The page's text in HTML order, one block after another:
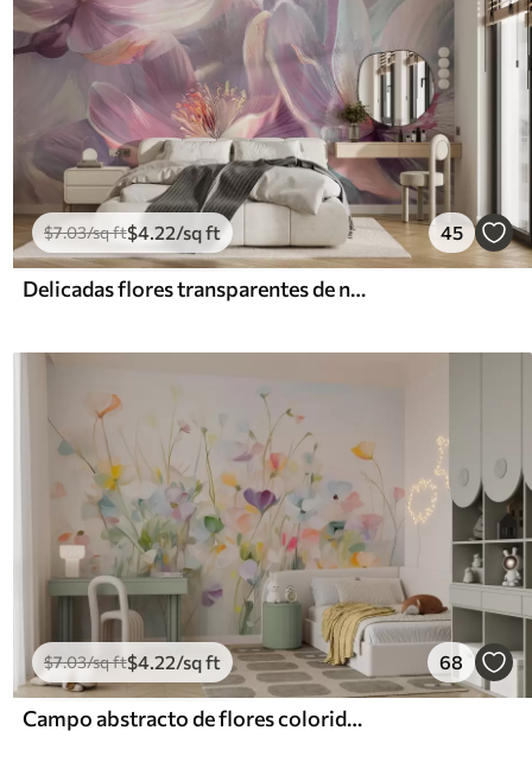
$7.03/sq ft$4.22/sq ft 45
Delicadas flores transparentes de neón pastel, rosa claro y blanco, con fondo suave y borroso
$7.03/sq ft$4.22/sq ft 68
Campo abstracto de flores coloridas con tallos largos y hojas verdes, texturizado, colores pastel y claros